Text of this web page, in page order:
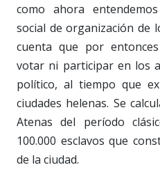
como ahora
social de organización de
cuenta que por
votar ni participar en los
político, al tiempo que
ciudades helenas. Se
Atenas del período
100.000 esclavos que
de la ciudad.